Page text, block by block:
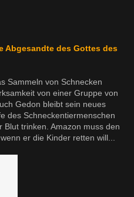
Abgesandte des Gottes des
Sammeln von Schnecken
von einer Gruppe von
Gedon bleibt sein neues
des Schneckentiermenschen
trinken. Amazon muss den
er die Kinder retten will...